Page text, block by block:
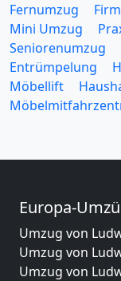
Fernumzug
Mini Umzug
Seniorenumzug
Entrümpelung
Möbellift
Europa-
Umzug von
Umzug von
Umzug von